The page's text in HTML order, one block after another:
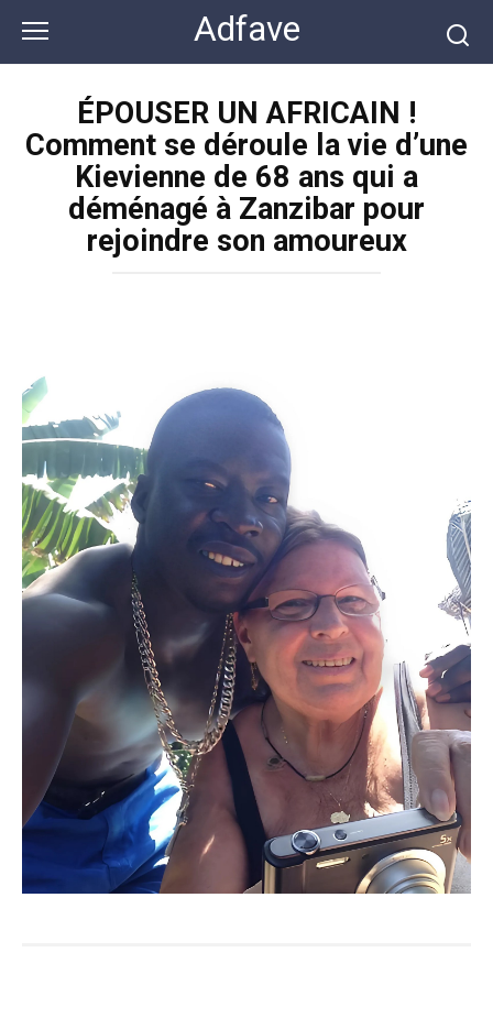
контенту
Adfave
ÉPOUSER UN AFRICAIN !
Comment se déroule la vie d’une
Kievienne de 68 ans qui a
déménagé à Zanzibar pour
rejoindre son amoureux